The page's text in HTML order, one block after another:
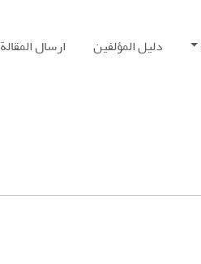
دليل المؤلفين ارسال المقالة